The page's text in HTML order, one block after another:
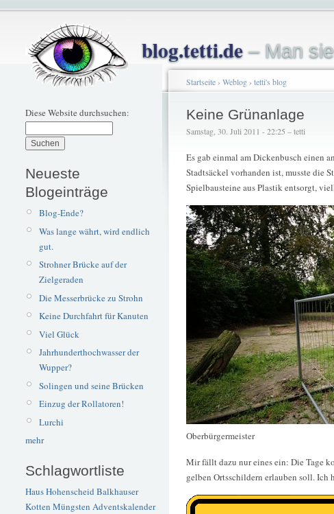
blog.tetti.de– Man
Diese Website durchsuchen:
Neueste
Blogeinträge
Blog-Ende?
Was lange währt, wird endlich
gut.
Strohner Brücke auf der
Zielgeraden
Die Messerbrücke zu Strohn
Keine Durchfahrt für Kanuten
Viel Glück
Jahrhunderthochwasser der
Wupper?
Solingen und seine Brücken
Einzug der Rollatoren!
Lurchi
mehr
Schlagwortliste
Haus Hohenscheid Balkhauser
Kotten Müngsten Adventskalender
Startseite› Weblog› tetti's blog
Keine Grünanlage
Samstag, 30. Juli 2011 - 22:25 – tetti
Es gab einmal am Dickenbusch einen
Stadtsäckel vorhanden ist, musste die
Spielbausteine aus Plastik entsorgt,
Oberbürgermeister
Mir fällt dazu nur eines ein: Die Tage
gelben Ortsschildern erlauben soll.